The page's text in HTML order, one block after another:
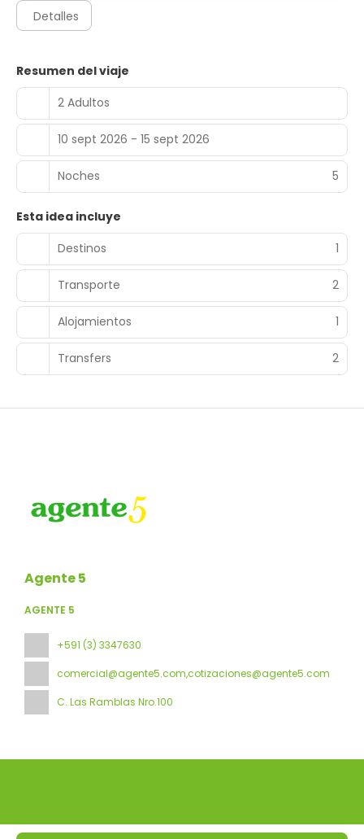
Detalles
Resumen del viaje
2 Adultos
10 sept 2026 - 15 sept 2026
Noches 5
Esta idea incluye
Destinos
1
Transporte 2
Alojamientos 1
Transfers 2
Agente 5
AGENTE 5
+591 (3) 3347630
comercial@agente5.com,cotizaciones@agente5.com
C. Las Ramblas Nro.100